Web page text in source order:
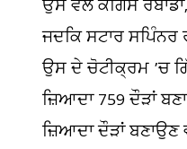
ਉਸ ਵੱਲੋਂ ਕੈਗਿਸੋ
ਜਦਕਿ ਸਟਾਰ ਸਪਿੰਨਰ
ਉਸ ਦੇ ਚੋਟੀਕ੍ਰਮ ’ਚ
ਜ਼ਿਆਦਾ 759 ਦੌੜਾਂ
ਜ਼ਿਆਦਾ ਦੌੜਾਂ ਬਣਾਉਣ